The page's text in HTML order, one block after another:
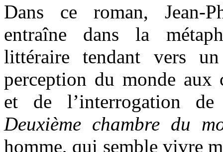
Dans ce roman, Jean-
entraîne dans la
littéraire tendant vers
perception du monde aux
et de l’interrogation de
Deuxième chambre du
homme, qui semble vivre